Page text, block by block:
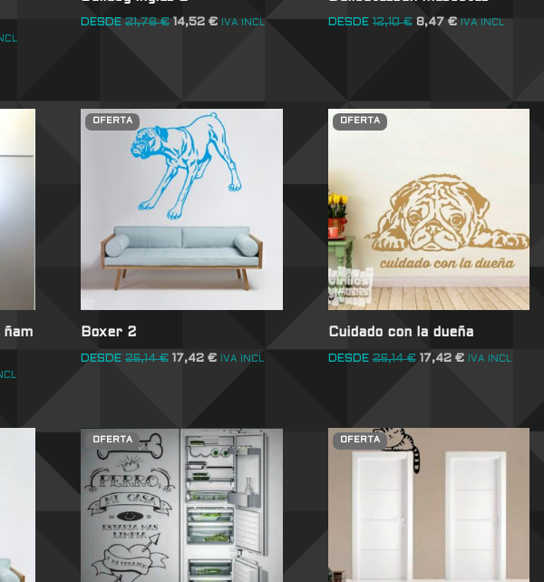
DESDE 21,78€ 14,52 € IVA INCL DESDE 12,10€ 8,47 € IVA INCL
OFERTA
Boxer 2
DESDE 26,14€ 17,42 € IVA INCL
OFERTA
Cuidado con la dueña
DESDE 26,14€ 17,42 € IVA INCL
OFERTA OFERTA